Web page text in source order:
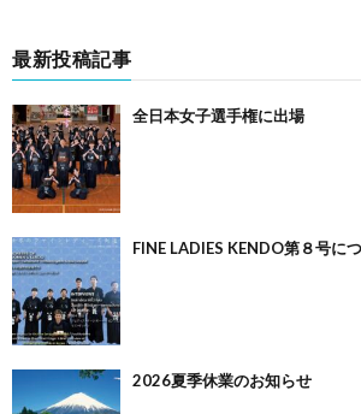
最新投稿記事
全日本女子選手権に出場
FINE LADIES KENDO第８号に
2026夏季休業のお知らせ